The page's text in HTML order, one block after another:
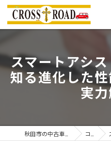
スマートアシ
知る進化した
実
コラム